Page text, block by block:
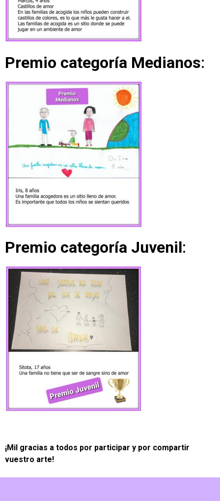
Premio categoría Medianos:
Premio categoría Juvenil:
¡Mil gracias a todos por participar y por compartir
vuestro arte!